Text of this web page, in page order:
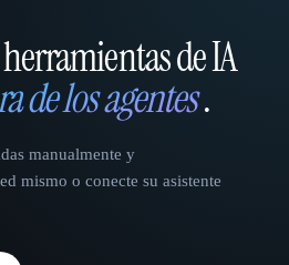
de IA
de los agentes.
manualmente y
mismo o conecte su asistente